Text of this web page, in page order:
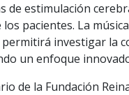
de estimulación
pacientes. La
investigar la
un enfoque
de la Fundación